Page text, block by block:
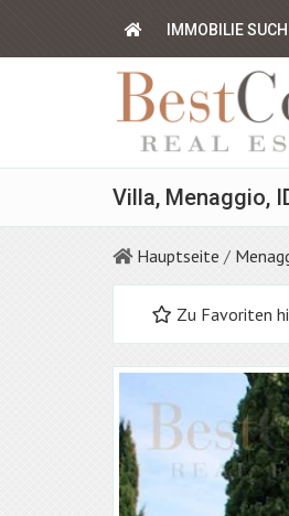
IMMOBILIE
Villa, Menaggio,
Hauptseite /
Zu Favoriten